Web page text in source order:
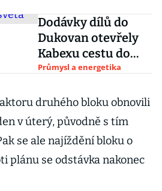
Dodávky dílů do
Dukovan otevřely
Kabexu cestu do
světa
Průmysl a energetika
druhého bloku obnovili
v úterý, původně s tím
se ale najíždění bloku o
plánu se odstávka nakonec